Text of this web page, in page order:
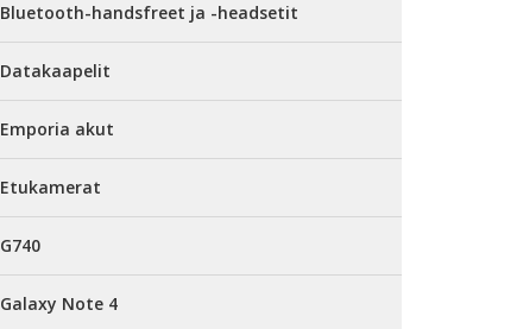
Bluetooth-handsfreet ja -headsetit
Datakaapelit
Emporia akut
Etukamerat
G740
Galaxy Note 4